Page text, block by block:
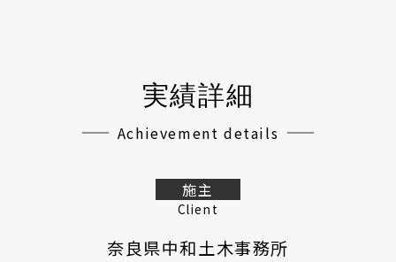
実績詳細
Achievement details
施主
Client
奈良県中和土木事務所